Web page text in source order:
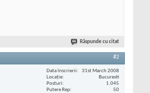
Răspunde cu citat
#2
Data înscrierii
31st March 2008
Locaţie
Bucuresti
Posturi
1.045
Putere Rep
50